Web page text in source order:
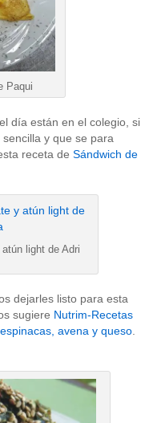
Paqui
día están en el colegio, si
y que se para
receta de Sándwich de
light de Adri
dejarles listo para esta
sugiere Nutrim-Recetas
avena y queso.